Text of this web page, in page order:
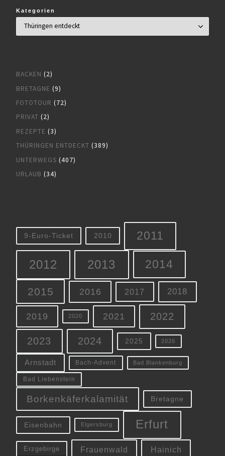
Kategorien
BACKEN (2)
BRETAGNE (9)
FOTOTOUR (72)
PRIVAT (2)
REZEPTE (3)
THÜRINGEN ENTDECKT (389)
UNTERWEGS (407)
URLAUB (34)
9-Euro-Ticket 2010 2011
2012 2013 2014
2015 2016 2017 2018
2019 2020 2021 2022
2023 2024 2025 2026
Arnstadt Bach-Advent Bad Blankenburg
Bad Liebenstein
Borkenkäferkalamität Bretagne
Eisenbahn Elgersburg Erfurt
Erzgebirge Frauenwald Hainich